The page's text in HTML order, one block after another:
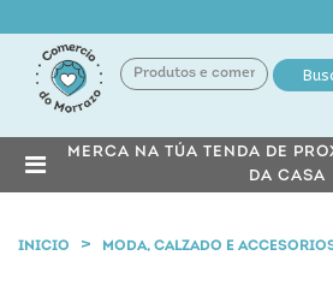
MERCA NA TÚA TENDA DE
DA CASA
INICIO MODA, CALZADO E